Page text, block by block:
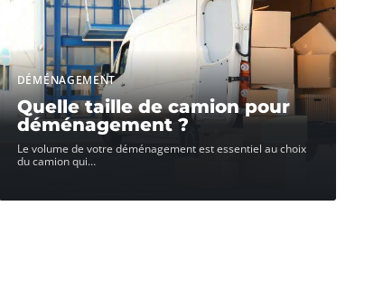
DÉMÉNAGEMENT
Quelle taille de camion pour
déménagement ?
Le volume de votre déménagement est essentiel au choix
du camion qui…